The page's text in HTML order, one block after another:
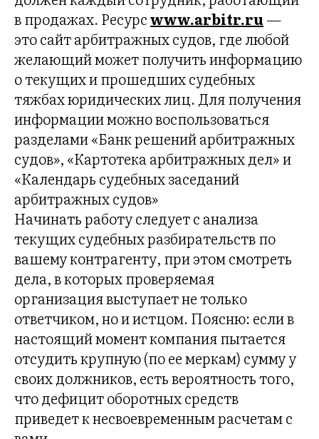
в продажах. Ресурсwww.arbitr.ru —
это сайт арбитражных судов, где любой
желающий может получить информацию
о текущих и прошедших судебных
тяжбах юридических лиц. Для получения
информации можно воспользоваться
разделами «Банк решений арбитражных
судов», «Картотека арбитражных дел» и
«Календарь судебных заседаний
арбитражных судов»
Начинать работу следует с анализа
текущих судебных разбирательств по
вашему контрагенту, при этом смотреть
дела, в которых проверяемая
организация выступает не только
ответчиком, но и истцом. Поясню: если в
настоящий момент компания пытается
отсудить крупную (по ее меркам) сумму у
своих должников, есть вероятность того,
что дефицит оборотных средств
приведет к несвоевременным расчетам с